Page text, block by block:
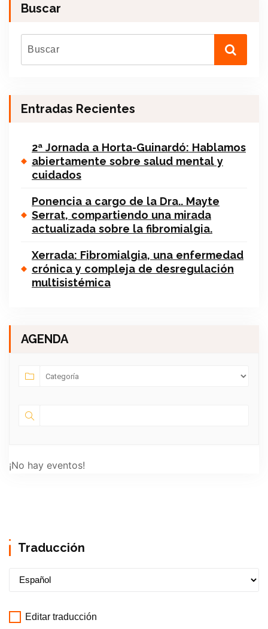
Buscar
Entradas Recientes
2ª Jornada a Horta-Guinardó: Hablamos
abiertamente sobre salud mental y
cuidados
Ponencia a cargo de la Dra.. Mayte
Serrat, compartiendo una mirada
actualizada sobre la fibromialgia.
Xerrada: Fibromialgia, una enfermedad
crónica y compleja de desregulación
multisistémica
AGENDA
¡No hay eventos!
Traducción
Editar traducción